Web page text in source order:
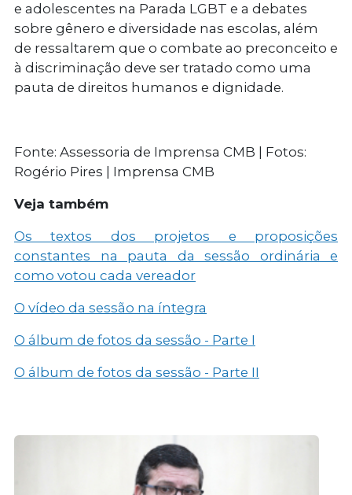
e adolescentes na Parada LGBT e a debates
sobre gênero e diversidade nas escolas, além
de ressaltarem que o combate ao preconceito e
à discriminação deve ser tratado como uma
pauta de direitos humanos e dignidade.
Fonte: Assessoria de Imprensa CMB | Fotos:
Rogério Pires | Imprensa CMB
Veja também
Os textos dos projetos e proposições
constantes na pauta da sessão ordinária e
como votou cada vereador
O vídeo da sessão na íntegra
O álbum de fotos da sessão - Parte I
O álbum de fotos da sessão - Parte II